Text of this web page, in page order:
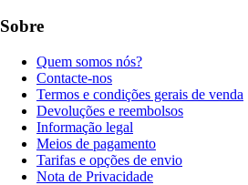
Sobre
Quem somos nós?
Contacte-nos
Termos e condições gerais de venda
Devoluções e reembolsos
Informação legal
Meios de pagamento
Tarifas e opções de envio
Nota de Privacidade